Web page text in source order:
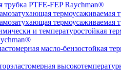
трубка PTFE-FEP Raychman®